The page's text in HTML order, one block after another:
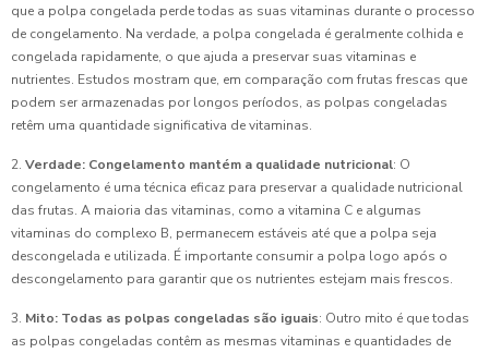
que a polpa congelada perde todas as suas vitaminas durante o processo
de congelamento. Na verdade, a polpa congelada é geralmente colhida e
congelada rapidamente, o que ajuda a preservar suas vitaminas e
nutrientes. Estudos mostram que, em comparação com frutas frescas que
podem ser armazenadas por longos períodos, as polpas congeladas
retêm uma quantidade significativa de vitaminas.
2. Verdade: Congelamento mantém a qualidade nutricional: O
congelamento é uma técnica eficaz para preservar a qualidade nutricional
das frutas. A maioria das vitaminas, como a vitamina C e algumas
vitaminas do complexo B, permanecem estáveis até que a polpa seja
descongelada e utilizada. É importante consumir a polpa logo após o
descongelamento para garantir que os nutrientes estejam mais frescos.
3. Mito: Todas as polpas congeladas são iguais: Outro mito é que todas
as polpas congeladas contêm as mesmas vitaminas e quantidades de